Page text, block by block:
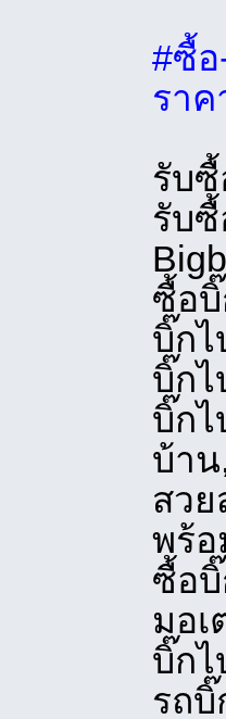
#ซื้อ
ราค
รับ
รับ
ซื้อ
บิ๊ก
บิ๊กไ
บิ๊กไ
บ้า
สว
พร้
ซื้อ
มอ
บิ๊ก
รถ